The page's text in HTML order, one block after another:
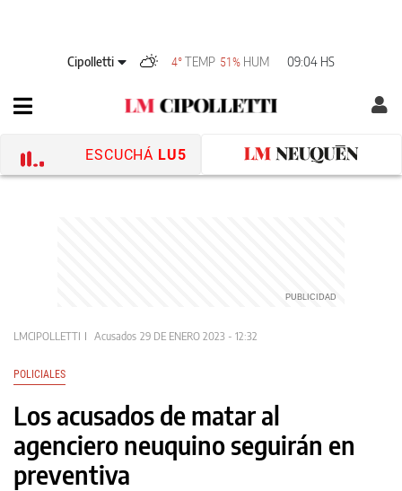
Cipolletti 4°TEMP 51% HUM 09:04 HS
ESCUCHÁ LU5
LMCIPOLLETTI Acusados 29 DE ENERO 2023 - 12:32
POLICIALES
Los acusados de matar al
agenciero neuquino seguirán en
preventiva